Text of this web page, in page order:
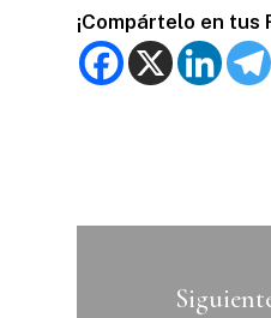
¡Compártelo en tus